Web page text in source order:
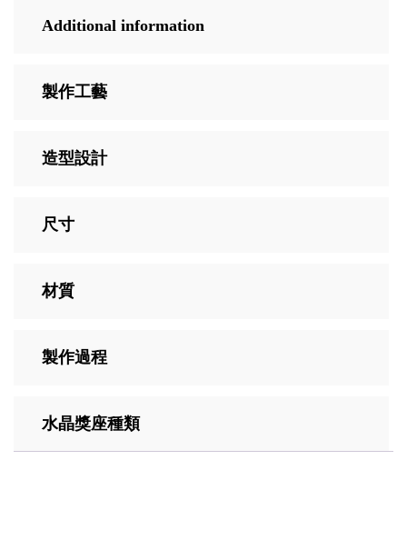
Additional information
製作工藝
造型設計
尺寸
材質
製作過程
水晶獎座種類